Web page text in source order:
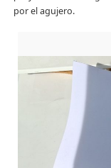
por el agujero.